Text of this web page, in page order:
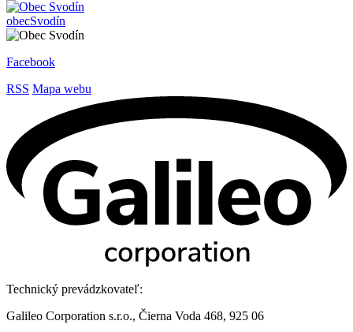
obecSvodín
Facebook
RSS Mapa webu
Technický prevádzkovateľ:
Galileo Corporation s.r.o., Čierna Voda 468, 925 06